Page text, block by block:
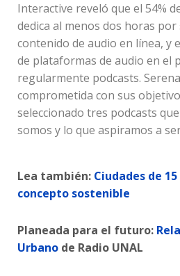
Interactive reveló que el 54%
dedica al menos dos horas
contenido de audio en línea, y
de plataformas de audio en el
regularmente podcasts.
comprometida con sus
seleccionado tres podcasts
somos y lo que aspiramos a
Lea también: Ciudades de
concepto sostenible
Planeada para el futuro:
Urbano de Radio UNAL